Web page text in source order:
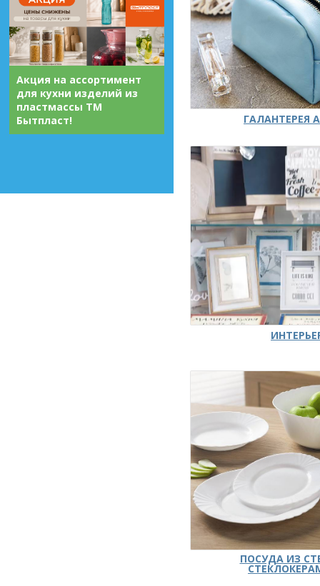
Акция на ассортимент
для кухни изделий из
пластмассы ТМ
Бытпласт!
ГАЛАНТЕРЕЯ
ПОСУДА ИЗ